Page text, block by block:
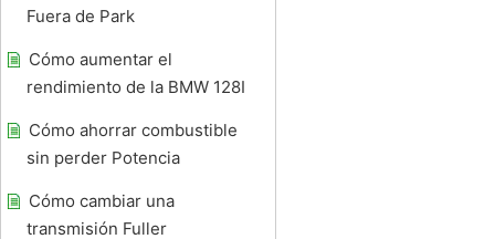
Fuera de Park
Cómo aumentar el
rendimiento de la BMW 128I
Cómo ahorrar combustible
sin perder Potencia
Cómo cambiar una
transmisión Fuller